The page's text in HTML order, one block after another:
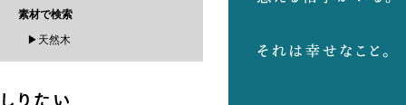
素材で検索
▶天然木